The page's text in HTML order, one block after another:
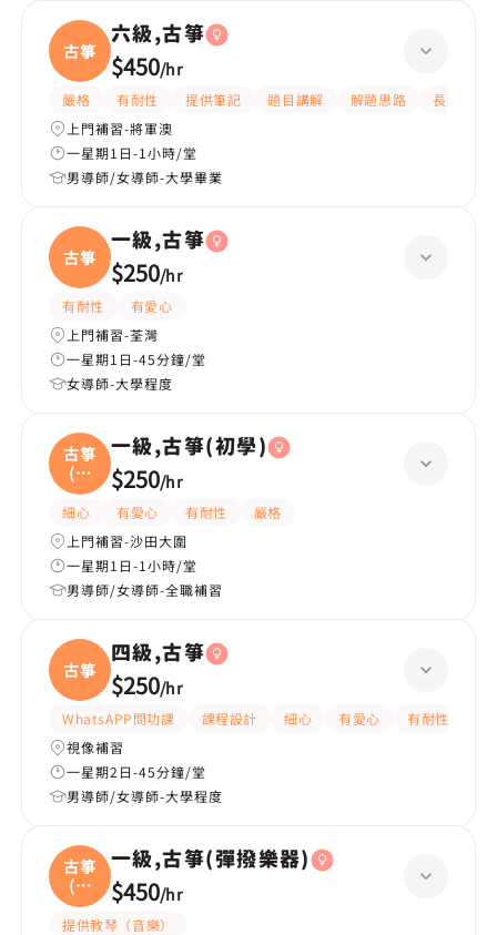
古箏
六級,古箏
$450/hr
嚴格 有耐性 提供筆記 題目講解 解題思路
長期補習
上門補習-將軍澳
一星期1日-1小時/堂
男導師/女導師-大學畢業
古箏
一級,古箏
$250/hr
有耐性
有愛心
上門補習-荃灣
一星期1日-45分鐘/堂
女導師-大學程度
古箏
(初
學
一級,古箏(初學)
$250/hr
細心 有愛心 有耐性
嚴格
上門補習-沙田大圍
一星期1日-1小時/堂
男導師/女導師-全職補習
古箏
四級,古箏
$250/hr
WhatsAPP問功課 課程設計 細心 有愛心 有耐性
視像補習
一星期2日-45分鐘/堂
男導師/女導師-大學程度
古箏
(彈
撥
一級,古箏(彈撥樂器)
$450/hr
提供教琴（音樂）